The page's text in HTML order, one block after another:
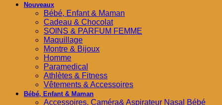
Nouveaux
Bébé, Enfant & Maman
Cadeau & Chocolat
SOINS & PARFUM FEMME
Maquillage
Montre & Bijoux
Homme
Paramedical
Athlètes & Fitness
Vêtements & Accessoires
Bébé, Enfant & Maman
Accessoires, Caméra& Aspirateur Nasal Bébé